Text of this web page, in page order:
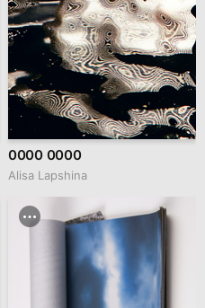
0000 0000
Аlisa Lapshina